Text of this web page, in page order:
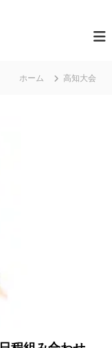
ホーム 高知大会